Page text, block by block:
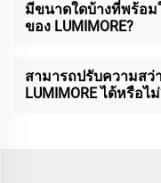
มีขนาดใดบ้างที่พร้อม
ของ LUMIMORE?
สามารถปรับความสว่
LUMIMORE ได้หรือไ